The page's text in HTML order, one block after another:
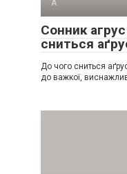
А
Сонник
сниться
До чого сниться
до важкої,